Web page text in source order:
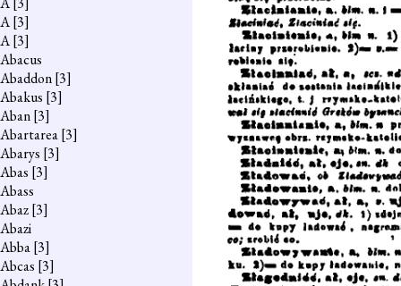
A[3]
A[3]
Abacus
Abaddon[3]
Abakus [3]
Aban[3]
Abartarea[3]
Abarys [3]
Abas [3]
Abass
Abaz[3]
Abazi
Abba[3]
Abcas [3]